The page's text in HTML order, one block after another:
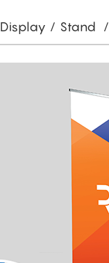
Display / Stand /